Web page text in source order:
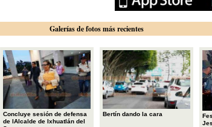
Galerías de fotos más recientes
Concluye sesión de defensa
de lAlcalde de Ixhuatlán del
Bertín dando la cara